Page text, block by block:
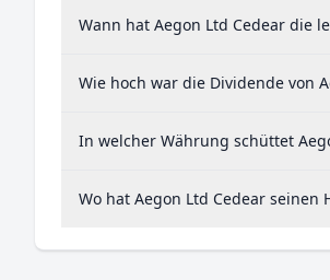
Wann hat Aegon Ltd Cedear die
Wie hoch war die Dividende von
In welcher Währung schüttet
Wo hat Aegon Ltd Cedear seinen